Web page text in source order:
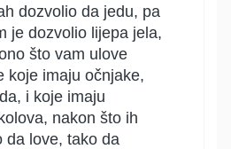
dozvolio da jedu, pa
je dozvolio lijepa jela,
što vam ulove
koje imaju očnjake,
i koje imaju
nakon što ih
da love, tako da